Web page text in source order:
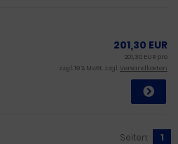
201,30 EUR
201,30 EUR pro
zzgl. 19 % MwSt. zzgl.Versandkosten
Seiten: 1